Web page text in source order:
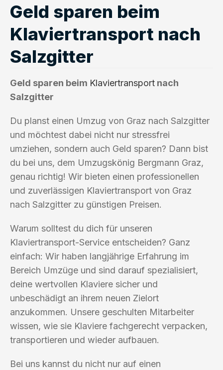
Geld sparen beim
Klaviertransport nach
Salzgitter
Geld sparen beim Klaviertransport nach
Salzgitter
Du planst einen Umzug von Graz nach Salzgitter
und möchtest dabei nicht nur stressfrei
umziehen, sondern auch Geld sparen? Dann bist
du bei uns, dem Umzugskönig Bergmann Graz,
genau richtig! Wir bieten einen professionellen
und zuverlässigen Klaviertransport von Graz
nach Salzgitter zu günstigen Preisen.
Warum solltest du dich für unseren
Klaviertransport-Service entscheiden? Ganz
einfach: Wir haben langjährige Erfahrung im
Bereich Umzüge und sind darauf spezialisiert,
deine wertvollen Klaviere sicher und
unbeschädigt an ihrem neuen Zielort
anzukommen. Unsere geschulten Mitarbeiter
wissen, wie sie Klaviere fachgerecht verpacken,
transportieren und wieder aufbauen.
Bei uns kannst du nicht nur auf einen